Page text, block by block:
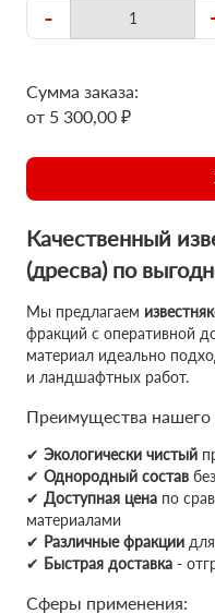
-
Сумма заказа:
от 5 300,00 ₽
Качественный
(дресва) по
Мы предлагаем
фракций с оперативной
материал идеально
и ландшафтных работ.
Преимущества нашего
✔ Экологически чистый
✔ Однородный состав
✔ Доступная цена по
материалами
✔ Различные фракции
✔ Быстрая доставка -
Сферы применения: